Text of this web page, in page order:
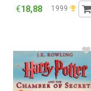
€18,88 1999